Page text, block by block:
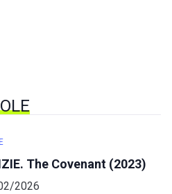
The Covenant (2023)
2026